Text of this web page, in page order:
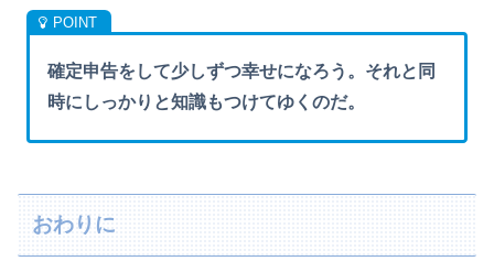
確定申告をして少しずつ幸せになろう。それと同
時にしっかりと知識もつけてゆくのだ。
おわりに